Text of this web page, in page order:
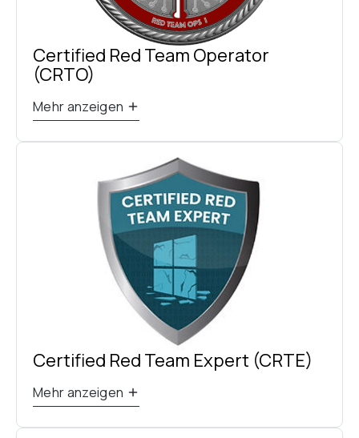
Certified Red Team Operator
(CRTO)
Mehr anzeigen
Certified Red Team Expert (CRTE)
Mehr anzeigen